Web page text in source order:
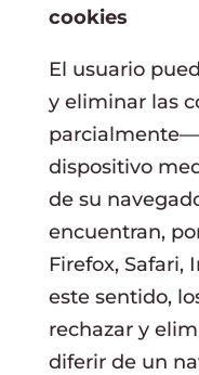
cookies
El usuario
y eliminar las
parcialmente—
dispositivo
de su
encuentran,
Firefox, Safari,
este sentido,
rechazar y
diferir de un